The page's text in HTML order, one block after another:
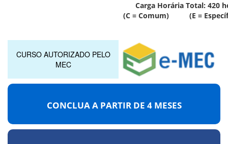
Carga Horária Total: 420
(C = Comum) (E =
CURSO AUTORIZADO PELO
MEC
CONCLUA A PARTIR DE 4 MESES